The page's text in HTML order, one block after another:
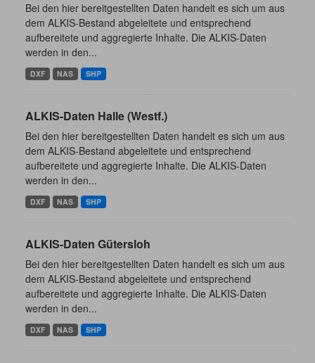
Bei den hier bereitgestellten Daten handelt es sich um aus
dem ALKIS-Bestand abgeleitete und entsprechend
aufbereitete und aggregierte Inhalte. Die ALKIS-Daten
werden in den...
DXF NAS SHP
ALKIS-Daten Halle (Westf.)
Bei den hier bereitgestellten Daten handelt es sich um aus
dem ALKIS-Bestand abgeleitete und entsprechend
aufbereitete und aggregierte Inhalte. Die ALKIS-Daten
werden in den...
DXF NAS SHP
ALKIS-Daten Gütersloh
Bei den hier bereitgestellten Daten handelt es sich um aus
dem ALKIS-Bestand abgeleitete und entsprechend
aufbereitete und aggregierte Inhalte. Die ALKIS-Daten
werden in den...
DXF NAS SHP